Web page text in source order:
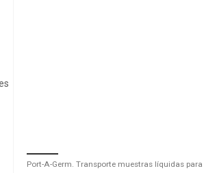
Port-A-Germ. Transporte muestras líquidas para